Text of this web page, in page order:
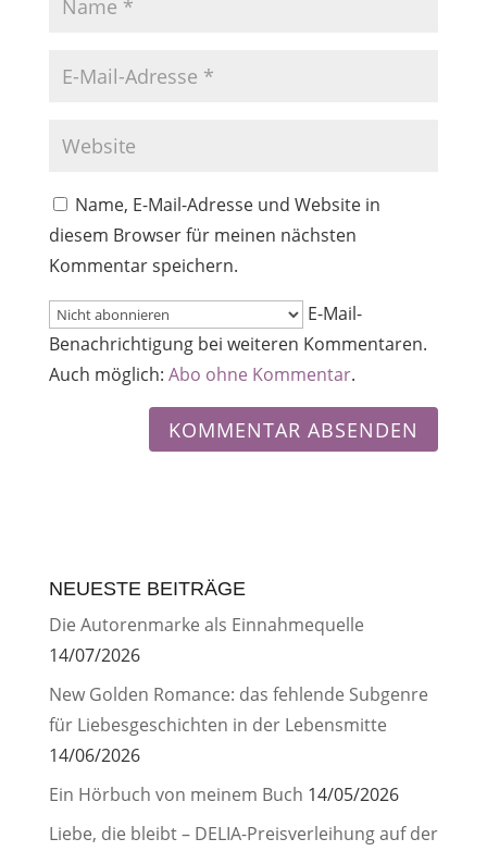
Name, E-Mail-Adresse und Website in
diesem Browser für meinen nächsten
Kommentar speichern.
E-Mail-
Benachrichtigung bei weiteren Kommentaren.
Auch möglich: Abo ohne Kommentar.
NEUESTE BEITRÄGE
Die Autorenmarke als Einnahmequelle
14/07/2026
New Golden Romance: das fehlende Subgenre
für Liebesgeschichten in der Lebensmitte
14/06/2026
Ein Hörbuch von meinem Buch 14/05/2026
Liebe, die bleibt – DELIA-Preisverleihung auf der